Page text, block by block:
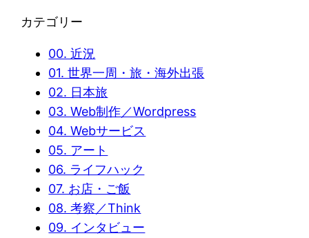
カテゴリー
00. 近況
01. 世界一周・旅・海外出張
02. 日本旅
03. Web制作／Wordpress
04. Webサービス
05. アート
06. ライフハック
07. お店・ご飯
08. 考察／Think
09. インタビュー